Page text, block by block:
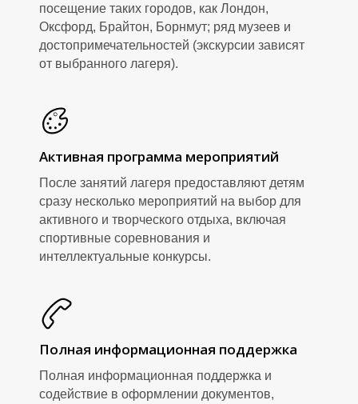
И
посещение таких городов, как Лондон,
Оксфорд, Брайтон, Борнмут; ряд музеев и
достопримечательностей (экскурсии зависят
от выбранного лагеря).
Активная программа мероприятий
После занятий лагеря предоставляют детям
сразу несколько мероприятий на выбор для
активного и творческого отдыха, включая
спортивные соревнования и
интеллектуальные конкурсы.
Полная информационная поддержка
Полная информационная поддержка и
содействие в оформлении документов,